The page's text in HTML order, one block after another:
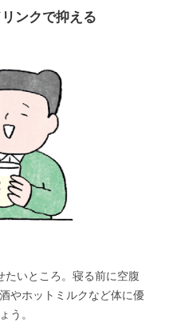
ンクで抑える
たいところ。寝る前に空腹
やホットミルクなど体に優
う。